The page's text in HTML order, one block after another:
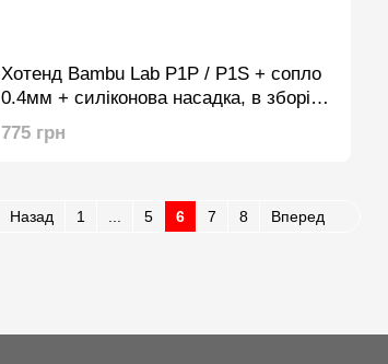
Хотенд Bambu Lab P1P / P1S + сопло
0.4мм + силіконова насадка, в зборі,
BO2257
775 грн
Назад 1 ... 5 6 7 8 Вперед